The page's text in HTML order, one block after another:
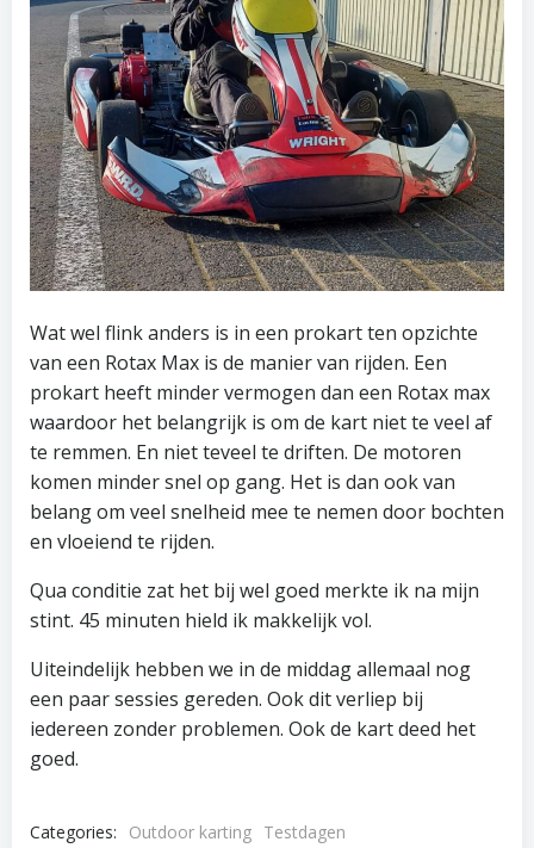
Wat wel flink anders is in een prokart ten opzichte
van een Rotax Max is de manier van rijden. Een
prokart heeft minder vermogen dan een Rotax max
waardoor het belangrijk is om de kart niet te veel af
te remmen. En niet teveel te driften. De motoren
komen minder snel op gang. Het is dan ook van
belang om veel snelheid mee te nemen door bochten
en vloeiend te rijden.
Qua conditie zat het bij wel goed merkte ik na mijn
stint. 45 minuten hield ik makkelijk vol.
Uiteindelijk hebben we in de middag allemaal nog
een paar sessies gereden. Ook dit verliep bij
iedereen zonder problemen. Ook de kart deed het
goed.
Categories: Outdoor karting Testdagen